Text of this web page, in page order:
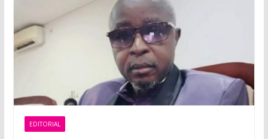
EDITORIAL